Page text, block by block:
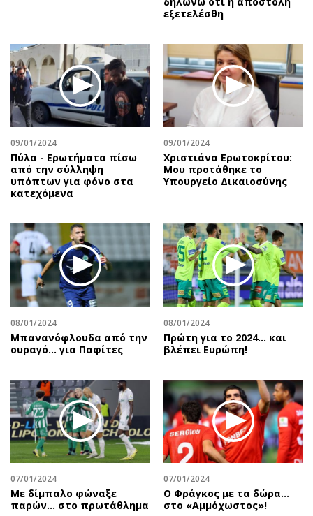
εξετελέσθη
09/01/2024
Πύλα - Ερωτήματα πίσω
από την σύλληψη
υπόπτων για φόνο στα
κατεχόμενα
09/01/2024
Χριστιάνα Ερωτοκρίτου:
Μου προτάθηκε το
Υπουργείο Δικαιοσύνης
08/01/2024
Μπανανόφλουδα από την
ουραγό… για Παφίτες
08/01/2024
Πρώτη για το 2024… και
βλέπει Ευρώπη!
07/01/2024
Με δίμπαλο φώναξε
παρών… στο πρωτάθλημα
07/01/2024
Ο Φράγκος με τα δώρα…
στο «Αμμόχωστος»!